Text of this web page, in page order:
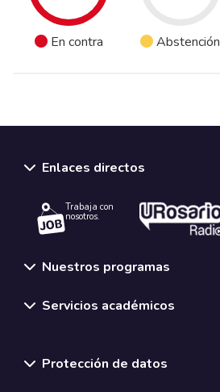
En contra Abstención
Enlaces directos
Trabaja con
nosotros.
Nuestros programas
Servicios académicos
Protección de datos